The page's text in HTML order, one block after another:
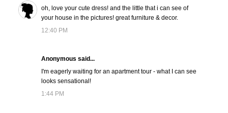
oh, love your cute dress! and the little that i can see of
your house in the pictures! great furniture & decor.
12:40 PM
Anonymous said...
I'm eagerly waiting for an apartment tour - what I can see
looks sensational!
1:44 PM